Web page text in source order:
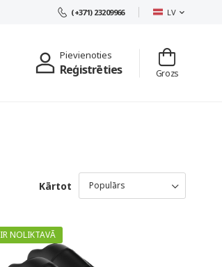
(+371) 23209966 LV
Pievienoties
Reģistrēties Grozs
Kārtot
IR NOLIKTAVĀ